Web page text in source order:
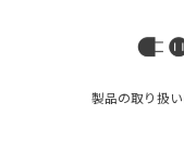
製品の取り扱